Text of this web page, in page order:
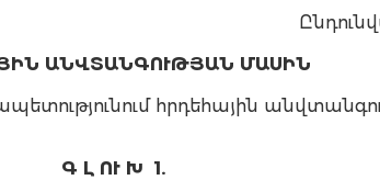
ԱՆՎՏԱՆԳՈՒԹՅԱՆ ՄԱՍԻՆ
հրդեհային
Գ Լ ՈՒ Խ 1.